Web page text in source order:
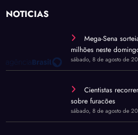
NOTÍCIAS
Mega-Sena
milhões neste
sábado, 8 de agosto de
Cientistas
sobre furacões
sábado, 8 de agosto de